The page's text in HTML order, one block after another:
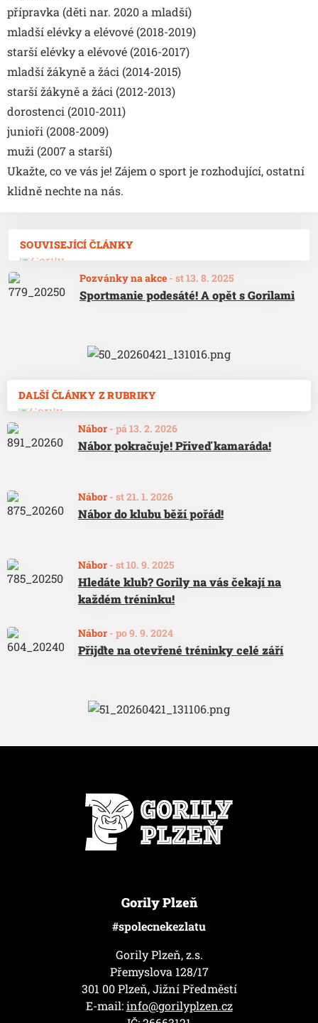
DALŠÍ ČLÁNKY Z RUBRIKY
Nábor - pá 13. 2. 2026
Nábor pokračuje! Přiveď kamaráda!
Nábor - st 21. 1. 2026
Nábor do klubu běží pořád!
Nábor - st 10. 9. 2025
Hledáte klub? Gorily na vás čekají na
každém tréninku!
Nábor - po 9. 9. 2024
Přijďte na otevřené tréninky celé září
přípravka (děti nar. 2020 a mladší)
mladší elévky a elévové (2018-2019)
starší elévky a elévové (2016-2017)
mladší žákyně a žáci (2014-2015)
starší žákyně a žáci (2012-2013)
dorostenci (2010-2011)
junioři (2008-2009)
muži (2007 a starší)
Ukažte, co ve vás je! Zájem o sport je rozhodující, ostatní
klidně nechte na nás.
SOUVISEJÍCÍ ČLÁNKY
Pozvánky na akce - st 13. 8. 2025
Sportmanie podesáté! A opět s Gorilami
Gorily Plzeň
#spolecnekezlatu
Gorily Plzeň, z.s.
Přemyslova 128/17
301 00 Plzeň, Jižní Předměstí
E-mail:info@gorilyplzen.cz